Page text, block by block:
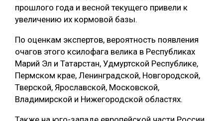
ЛЕСОПИЛЕНИЕ
ДЕРЕВЯННОЕ ДОМОСТРОЕНИЕ
БЕЗОПАСНОЕ ПРОИЗВОДСТВО
СОРТИРОВКА ДРЕВЕСИНЫ
СУШКА ДРЕВЕСИНЫ
прошлого года и весной текущего привели к
увеличению их кормовой базы.
По оценкам экспертов, вероятность появления
очагов этого ксилофага велика в Республиках
Марий Эл и Татарстан, Удмуртской Республике,
Пермском крае, Ленинградской, Новгородской,
Тверской, Ярославской, Московской,
Владимирской и Нижегородской областях.